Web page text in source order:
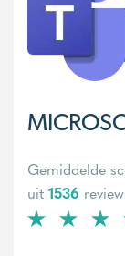
Gemiddelde
uit 1536